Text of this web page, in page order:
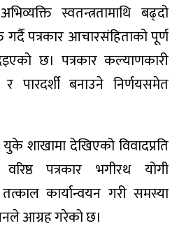
स्वतन्त्रतामाथि बढ्दो
गर्दै पत्रकार आचारसंहिताको पूर्ण
छ। पत्रकार कल्याणकारी
बनाउने निर्णयसमेत
शाखामा देखिएको विवादप्रति
पत्रकार भगीरथ योगी
कार्यान्वयन गरी समस्या
आग्रह गरेको छ।